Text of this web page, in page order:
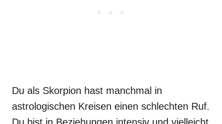
Du als Skorpion hast manchmal in
astrologischen Kreisen einen schlechten Ruf.